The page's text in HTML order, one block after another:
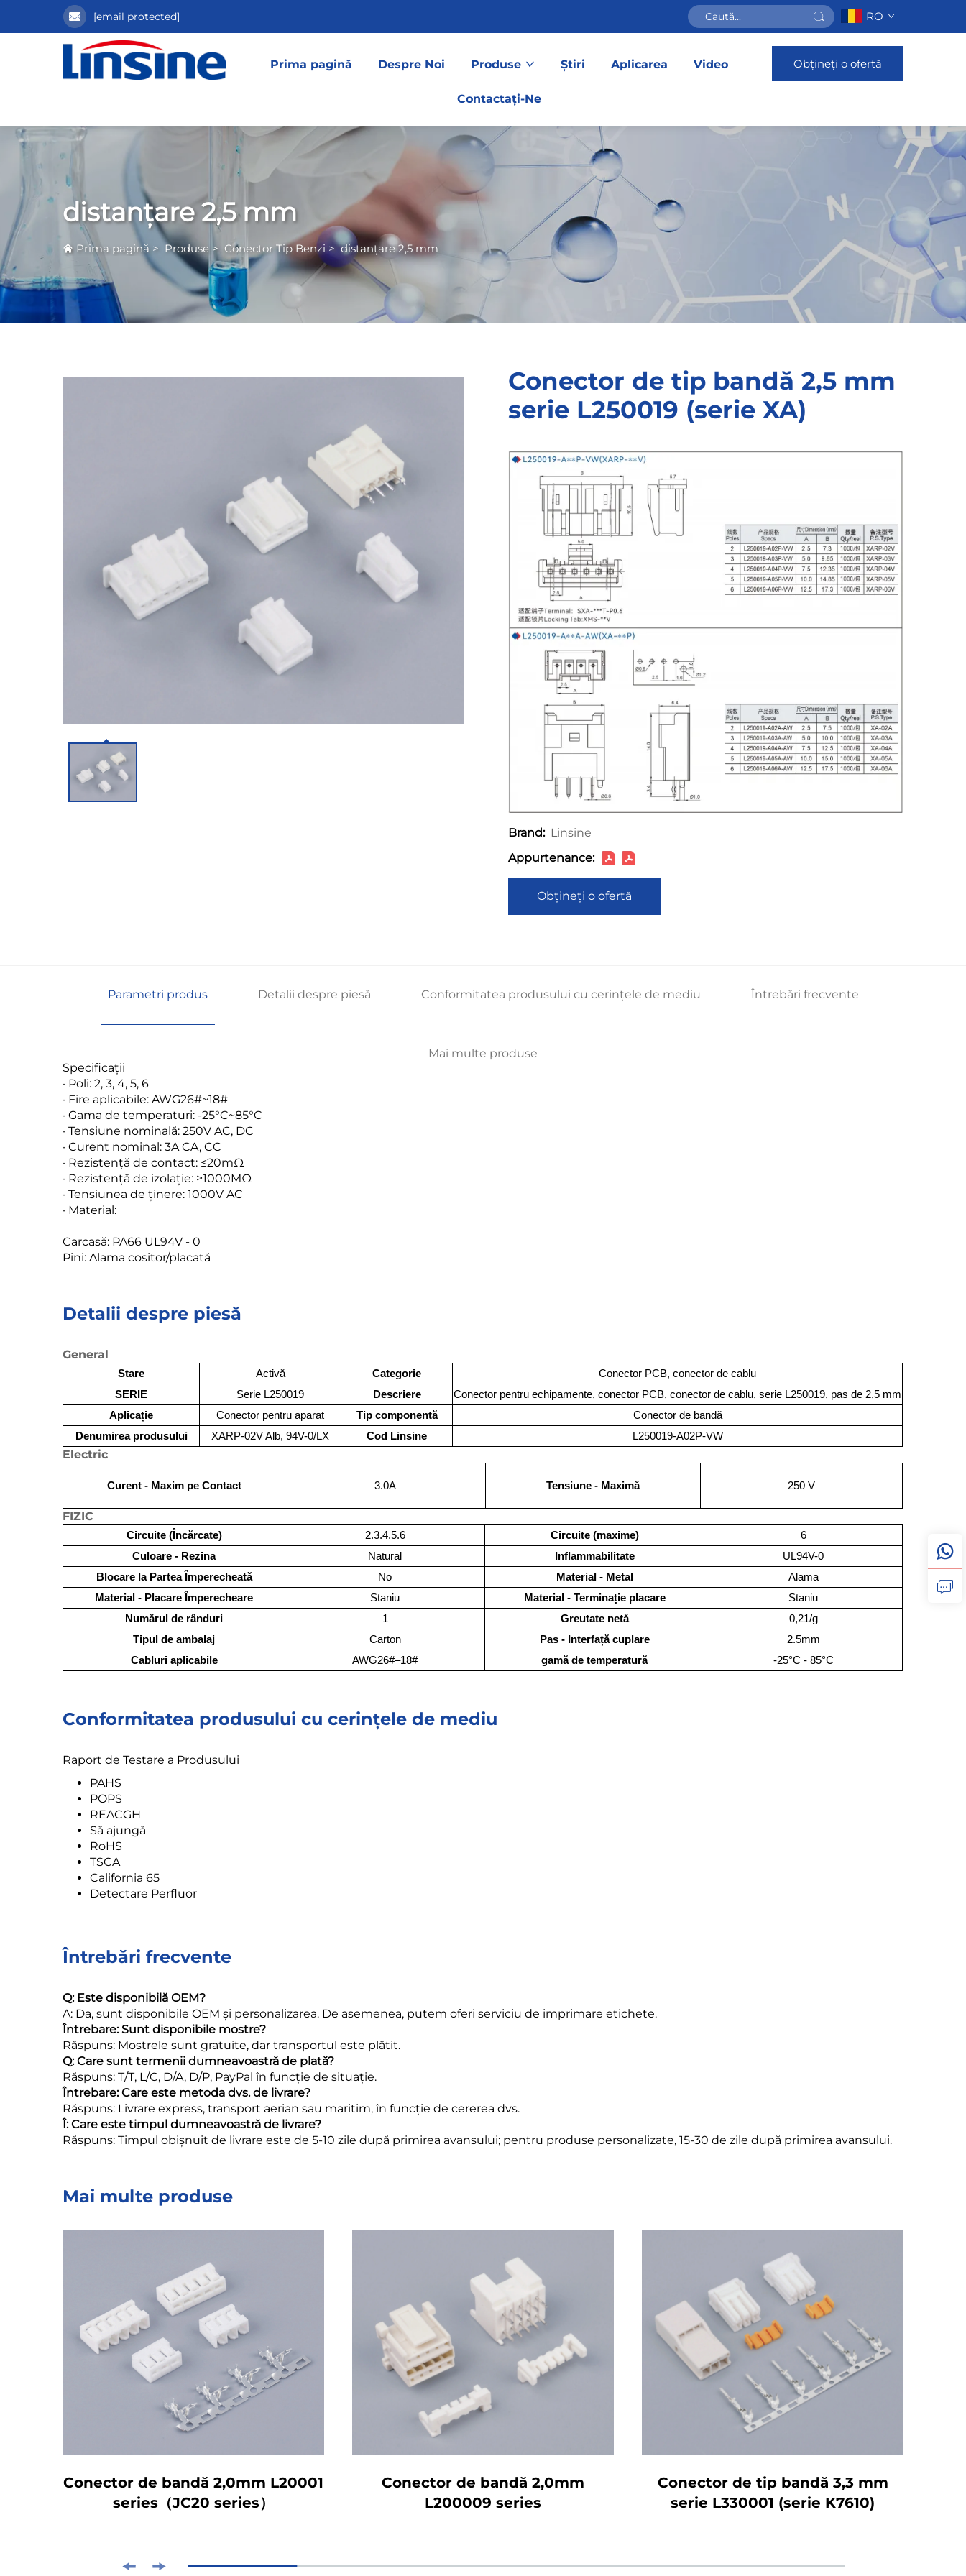
[email protected] RO
Prima pagină Despre Noi Produse Știri Aplicarea Video
Contactați-Ne
Obțineți o ofertă
distanțare 2,5 mm
Prima pagină > Produse > Conector Tip Benzi >distanțare 2,5 mm
Conector de tip bandă 2,5 mm
serie L250019 (serie XA)
Brand: Linsine
Appurtenance:
Obțineți o ofertă
Parametri produs Detalii despre piesă Conformitatea produsului cu cerințele de mediu Întrebări frecvente
Mai multe produse
Specificații
· Poli: 2, 3, 4, 5, 6
· Fire aplicabile: AWG26#~18#
· Gama de temperaturi: -25°C~85°C
· Tensiune nominală: 250V AC, DC
· Curent nominal: 3A CA, CC
· Rezistență de contact: ≤20mΩ
· Rezistență de izolație: ≥1000MΩ
· Tensiunea de ținere: 1000V AC
· Material:
Carcasă: PA66 UL94V - 0
Pini: Alama cositor/placată
Detalii despre piesă
General
Stare Activă Categorie
Conector PCB, conector de cablu
SERIE
Serie L250019 Descriere
Conector pentru echipamente, conector PCB, conector de cablu, serie L250019, pas de 2,5 mm
Aplicație
Conector pentru aparat Tip componentă
Conector de bandă
Denumirea produsului
XARP-02V Alb, 94V-0/LX Cod Linsine L250019-A02P-VW
Electric
Curent - Maxim pe Contact 3.0A Tensiune - Maximă 250 V
FIZIC
Circuite (Încărcate) 2.3.4.5.6 Circuite (maxime)
6
Culoare - Rezina
Natural Inflammabilitate
UL94V-0
Blocare la Partea Împerecheată
No Material - Metal
Alama
Material - Placare Împerecheare
Staniu Material - Terminație placare
Staniu
Numărul de rânduri
1 Greutate netă
0,21/g
Tipul de ambalaj
Carton Pas - Interfață cuplare
2.5mm
Cabluri aplicabile
AWG26#–18# gamă de temperatură -25°C - 85°C
Conformitatea produsului cu cerințele de mediu
Raport de Testare a Produsului
PAHS
POPS
REACGH
Să ajungă
RoHS
TSCA
California 65
Detectare Perfluor
Întrebări frecvente
Q: Este disponibilă OEM?
A: Da, sunt disponibile OEM și personalizarea. De asemenea, putem oferi serviciu de imprimare etichete.
Întrebare: Sunt disponibile mostre?
Răspuns: Mostrele sunt gratuite, dar transportul este plătit.
Q: Care sunt termenii dumneavoastră de plată?
Răspuns: T/T, L/C, D/A, D/P, PayPal în funcție de situație.
Întrebare: Care este metoda dvs. de livrare?
Răspuns: Livrare express, transport aerian sau maritim, în funcție de cererea dvs.
Î: Care este timpul dumneavoastră de livrare?
Răspuns: Timpul obișnuit de livrare este de 5-10 zile după primirea avansului; pentru produse personalizate, 15-30 de zile după primirea avansului.
Mai multe produse
Conector de bandă 2,0mm L20001
series（JC20 series）
Conector de bandă 2,0mm
L200009 series
Conector de tip bandă 3,3 mm
serie L330001 (serie K7610)